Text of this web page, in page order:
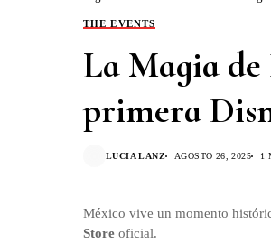
THE EVENTS
La Magia
primera
LUCIA LANZ AGOSTO 26, 2025 1
México vive un momento
Store oficial.